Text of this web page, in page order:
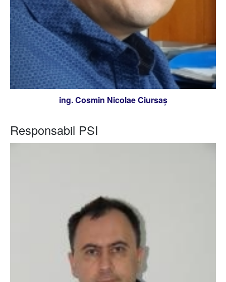
ing. Cosmin Nicolae Ciursaș
Responsabil PSI